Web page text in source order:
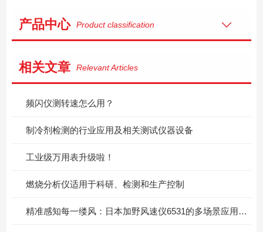
产品中心 Product classification
相关文章 Relevant Articles
频闪仪测转速怎么用？
制冷剂检测的行业应用及相关测试仪器设备
工业级万用表升级啦！
燃烧分析仪适用于科研、检测和生产控制
精准感知每一缕风：日本加野风速仪6531的多场景应用价值